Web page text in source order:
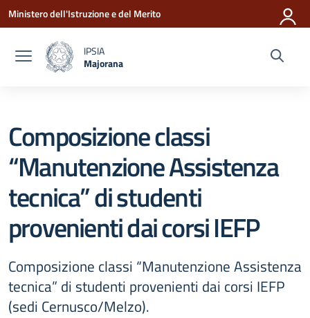
Vai ai contenuti
Vai al menu di navigazione
Vai al footer
Ministero dell'Istruzione e del Merito
IPSIA
Majorana
Composizione classi
“Manutenzione Assistenza
tecnica” di studenti
provenienti dai corsi IEFP
Composizione classi “Manutenzione Assistenza
tecnica” di studenti provenienti dai corsi IEFP
(sedi Cernusco/Melzo).